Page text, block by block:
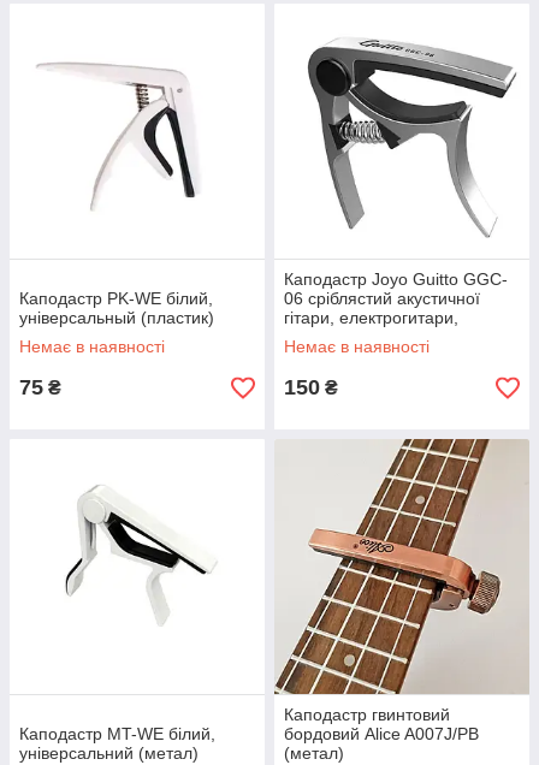
Каподастр PK-WE білий,
універсальный (пластик)
Немає в наявності
75 ₴
Каподастр Joyo Guitto GGC-
06 сріблястий акустичної
гітари, електрогитари,
укулеле (метал)
Немає в наявності
150 ₴
Каподастр MT-WE білий,
універсальний (метал)
Каподастр гвинтовий
бордовий Alice A007J/PB
(метал)